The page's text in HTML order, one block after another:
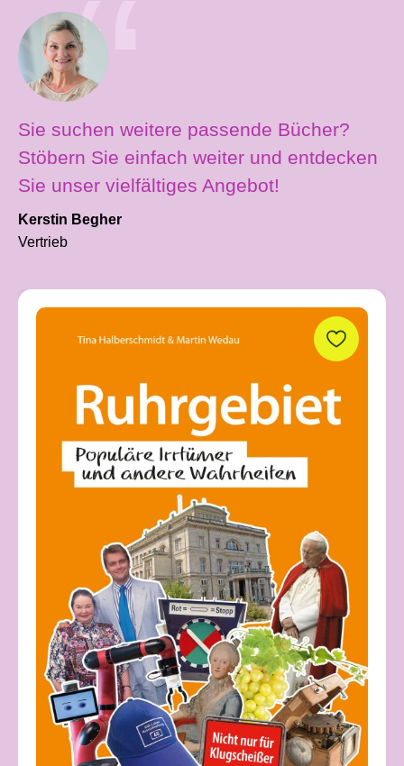
Sie suchen weitere passende Bücher?
Stöbern Sie einfach weiter und entdecken
Sie unser vielfältiges Angebot!
Kerstin Begher
Vertrieb
Produktgalerie überspringen